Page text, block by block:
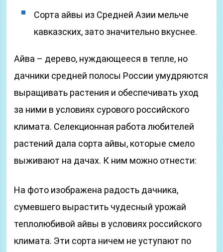
Сорта айвы из Средней Азии мельче
кавказских, зато значительно вкуснее.
Айва – дерево, нуждающееся в тепле, но
дачники средней полосы России умудряются
выращивать растения и обеспечивать уход
за ними в условиях сурового российского
климата. Селекционная работа любителей
растений дала сорта айвы, которые смело
выживают на дачах. К ним можно отнести:
На фото изображена радость дачника,
сумевшего вырастить чудесный урожай
теплолюбивой айвы в условиях российского
климата. Эти сорта ничем не уступают по